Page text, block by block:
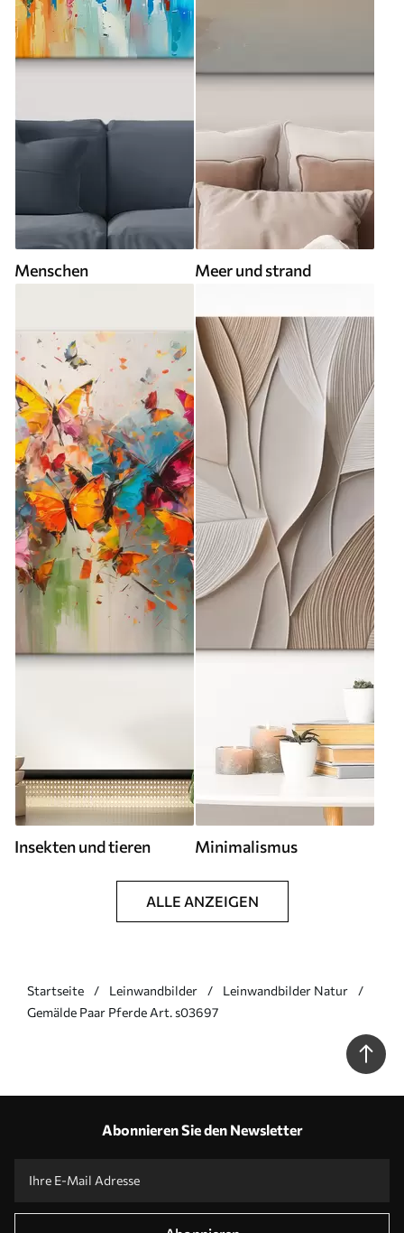
Menschen Meer und strand
Insekten und tieren Minimalismus
ALLE ANZEIGEN
Startseite Leinwandbilder
Leinwandbilder Natur
Gemälde Paar Pferde Art. s03697
Abonnieren Sie den Newsletter